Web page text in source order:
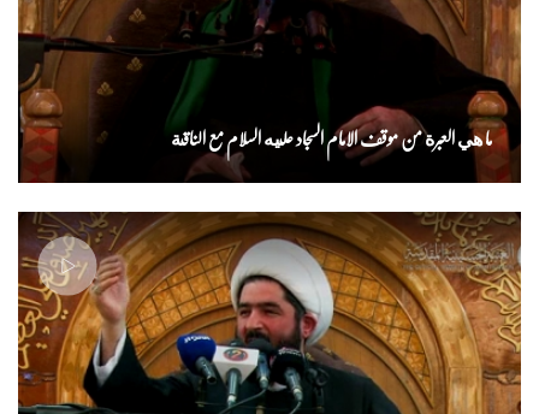
ما هي العبرة من موقف الامام السجاد عليه السلام مع الناقة